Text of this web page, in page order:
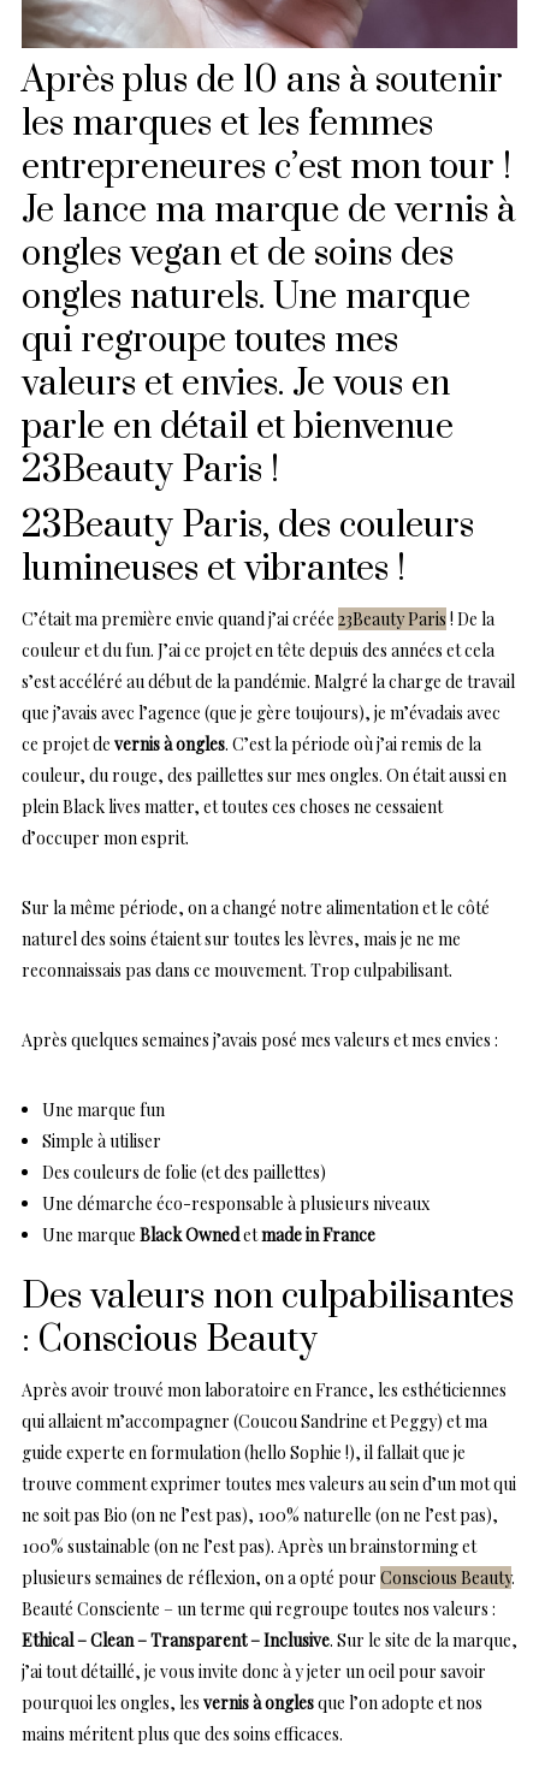
Après plus de 10 ans à soutenir
les marques et les femmes
entrepreneures c’est mon tour !
Je lance ma marque de vernis à
ongles vegan et de soins des
ongles naturels. Une marque
qui regroupe toutes mes
valeurs et envies. Je vous en
parle en détail et bienvenue
23Beauty Paris !
23Beauty Paris, des couleurs
lumineuses et vibrantes !
C’était ma première envie quand j’ai créée 23Beauty Paris ! De la
couleur et du fun. J’ai ce projet en tête depuis des années et cela
s’est accéléré au début de la pandémie. Malgré la charge de travail
que j’avais avec l’agence (que je gère toujours), je m’évadais avec
ce projet de vernis à ongles. C’est la période où j’ai remis de la
couleur, du rouge, des paillettes sur mes ongles. On était aussi en
plein Black lives matter, et toutes ces choses ne cessaient
d’occuper mon esprit.
Sur la même période, on a changé notre alimentation et le côté
naturel des soins étaient sur toutes les lèvres, mais je ne me
reconnaissais pas dans ce mouvement. Trop culpabilisant.
Après quelques semaines j’avais posé mes valeurs et mes envies :
Une marque fun
Simple à utiliser
Des couleurs de folie (et des paillettes)
Une démarche éco-responsable à plusieurs niveaux
Une marque Black Ownedetmade in France
Des valeurs non culpabilisantes
: Conscious Beauty
Après avoir trouvé mon laboratoire en France, les esthéticiennes
qui allaient m’accompagner (Coucou Sandrine et Peggy) et ma
guide experte en formulation (hello Sophie !), il fallait que je
trouve comment exprimer toutes mes valeurs au sein d’un mot qui
ne soit pas Bio (on ne l’est pas), 100% naturelle (on ne l’est pas),
100% sustainable (on ne l’est pas). Après un brainstorming et
plusieurs semaines de réflexion, on a opté pour Conscious Beauty.
Beauté Consciente – un terme qui regroupe toutes nos valeurs :
Ethical – Clean – Transparent – Inclusive. Sur le site de la marque,
j’ai tout détaillé, je vous invite donc à y jeter un oeil pour savoir
pourquoi les ongles, les vernis à onglesque l’on adopte et nos
mains méritent plus que des soins efficaces.